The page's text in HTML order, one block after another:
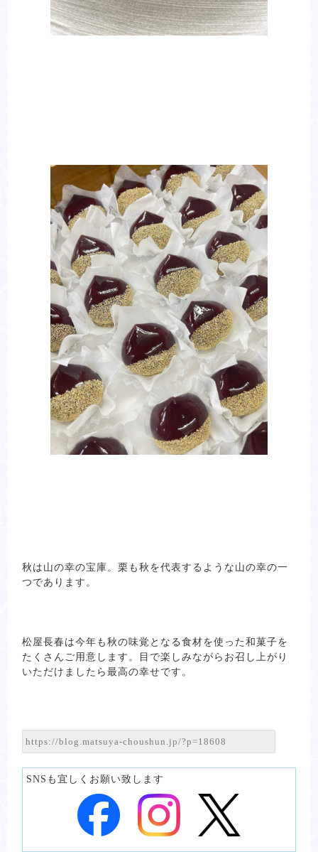
秋は山の幸の宝庫。栗も秋を代表するような山の幸の一
つであります。
松屋長春は今年も秋の味覚となる食材を使った和菓子を
たくさんご用意します。目で楽しみながらお召し上がり
いただけましたら最高の幸せです。
SNSも宜しくお願い致します